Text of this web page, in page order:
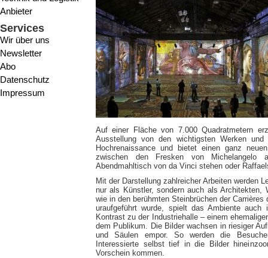
Anbieter
Services
Wir über uns
Newsletter
Abo
Datenschutz
Impressum
Auf einer Fläche von 7.000 Quadratmetern
Ausstellung von den wichtigsten Werken
Hochrenaissance und bietet einen ganz
zwischen den Fresken von Michelangelo
Abendmahltisch von da Vinci stehen oder
Mit der Darstellung zahlreicher Arbeiten werden
nur als Künstler, sondern auch als Architekten,
wie in den berühmten Steinbrüchen der
uraufgeführt wurde, spielt das Ambiente
Kontrast zu der Industriehalle – einem
dem Publikum. Die Bilder wachsen in riesiger
und Säulen empor. So werden die
Interessierte selbst tief in die Bilder
Vorschein kommen.